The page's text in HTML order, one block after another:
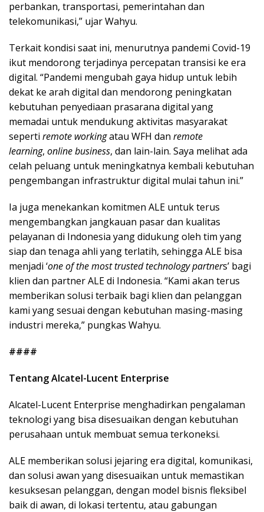
perbankan, transportasi, pemerintahan dan
telekomunikasi,” ujar Wahyu.
Terkait kondisi saat ini, menurutnya pandemi Covid-19
ikut mendorong terjadinya percepatan transisi ke era
digital. “Pandemi mengubah gaya hidup untuk lebih
dekat ke arah digital dan mendorong peningkatan
kebutuhan penyediaan prasarana digital yang
memadai untuk mendukung aktivitas masyarakat
seperti remote workingatau WFH dan remote
learning, online business, dan lain-lain. Saya melihat ada
celah peluang untuk meningkatnya kembali kebutuhan
pengembangan infrastruktur digital mulai tahun ini.”
Ia juga menekankan komitmen ALE untuk terus
mengembangkan jangkauan pasar dan kualitas
pelayanan di Indonesia yang didukung oleh tim yang
siap dan tenaga ahli yang terlatih, sehingga ALE bisa
menjadi ‘one of the most trusted technology partners’ bagi
klien dan partner ALE di Indonesia. “Kami akan terus
memberikan solusi terbaik bagi klien dan pelanggan
kami yang sesuai dengan kebutuhan masing-masing
industri mereka,” pungkas Wahyu.
####
Tentang Alcatel-Lucent Enterprise
Alcatel-Lucent Enterprise menghadirkan pengalaman
teknologi yang bisa disesuaikan dengan kebutuhan
perusahaan untuk membuat semua terkoneksi.
ALE memberikan solusi jejaring era digital, komunikasi,
dan solusi awan yang disesuaikan untuk memastikan
kesuksesan pelanggan, dengan model bisnis fleksibel
baik di awan, di lokasi tertentu, atau gabungan